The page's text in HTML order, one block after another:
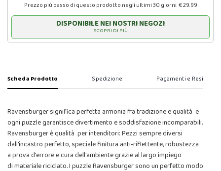
Prezzo più basso di questo prodotto negli ultimi 30 giorni: € 29.99
DISPONIBILE NEI NOSTRI NEGOZI
SCOPRI DI PIÙ
Scheda Prodotto Spedizione Pagamenti e Resi
Ravensburger significa perfetta armonia fra tradizione e qualità e
ogni puzzle garantisce divertimento e soddisfazione incomparabili.
Ravensburger è qualità per intenditori: Pezzi sempre diversi
dall'incastro perfetto, speciale finitura anti-riflettente, robustezza
a prova d'errore e cura dell'ambiente grazie al largo impiego
di materiale riciclato. I puzzle Ravensburger sono un perfetto modo